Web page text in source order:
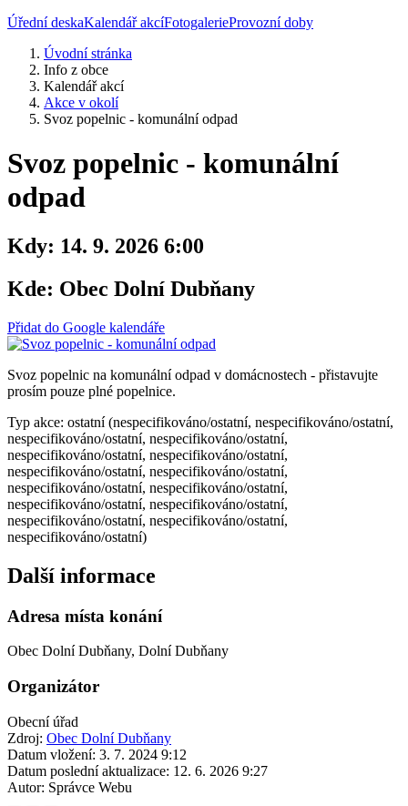
Úřední deskaKalendář akcíFotogalerieProvozní doby
Úvodní stránka
Info z obce
Kalendář akcí
Akce v okolí
Svoz popelnic - komunální odpad
Svoz popelnic - komunální
odpad
Kdy: 14. 9. 2026 6:00
Kde: Obec Dolní Dubňany
Přidat do Google kalendáře
Svoz popelnic na komunální odpad v domácnostech - přistavujte
prosím pouze plné popelnice.
Typ akce: ostatní (nespecifikováno/ostatní, nespecifikováno/ostatní,
nespecifikováno/ostatní, nespecifikováno/ostatní,
nespecifikováno/ostatní, nespecifikováno/ostatní,
nespecifikováno/ostatní, nespecifikováno/ostatní,
nespecifikováno/ostatní, nespecifikováno/ostatní,
nespecifikováno/ostatní, nespecifikováno/ostatní,
nespecifikováno/ostatní, nespecifikováno/ostatní,
nespecifikováno/ostatní)
Další informace
Adresa místa konání
Obec Dolní Dubňany, Dolní Dubňany
Organizátor
Obecní úřad
Zdroj: Obec Dolní Dubňany
Datum vložení: 3. 7. 2024 9:12
Datum poslední aktualizace: 12. 6. 2026 9:27
Autor: Správce Webu